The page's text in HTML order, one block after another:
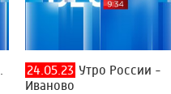
24.05.23 Утро России -
Иваново